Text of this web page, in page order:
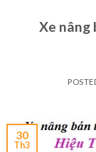
Xe nâng
30
Th3